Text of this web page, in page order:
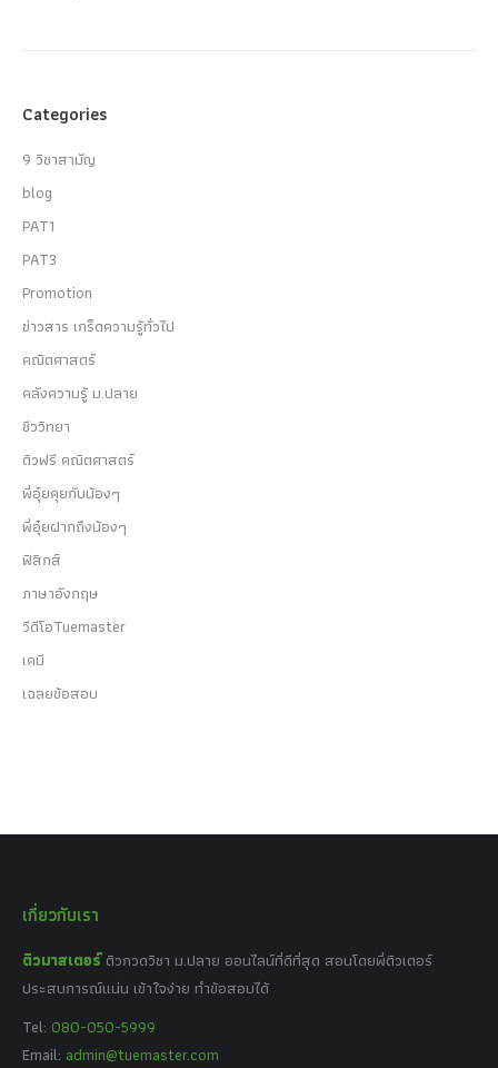
Categories
9 วิชาสามัญ
blog
PAT1
PAT3
Promotion
ข่าวสาร เกร็ดความรู้ทั่วไป
คณิตศาสตร์
คลังความรู้ ม.ปลาย
ชีววิทยา
ติวฟรี คณิตศาสตร์
พี่อุ๋ยคุยกับน้องๆ
พี่อุ๋ยฝากถึงน้องๆ
ฟิสิกส์
ภาษาอังกฤษ
วีดีโอTuemaster
เคมี
เฉลยข้อสอบ
เกี่ยวกับเรา
ติวมาสเตอร์ ติวกวดวิชา ม.ปลาย ออนไลน์ที่ดีที่สุด สอนโดยพี่ติวเตอร์
ประสบการณ์แน่น เข้าใจง่าย ทำข้อสอบได้
Tel: 080-050-5999
Email: admin@tuemaster.com